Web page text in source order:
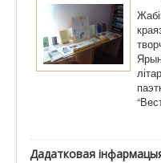
Дадатковая